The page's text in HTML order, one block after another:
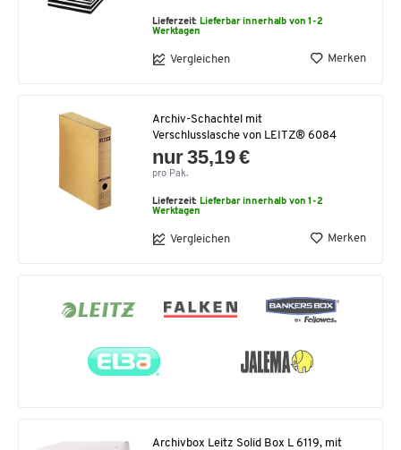
Lieferzeit: Lieferbar innerhalb von 1-2
Werktagen
Vergleichen Merken
Archiv-Schachtel mit
Verschlusslasche von LEITZ® 6084
nur 35,19 €
pro Pak.
Lieferzeit: Lieferbar innerhalb von 1-2
Werktagen
Vergleichen Merken
Archivbox Leitz Solid Box L 6119, mit